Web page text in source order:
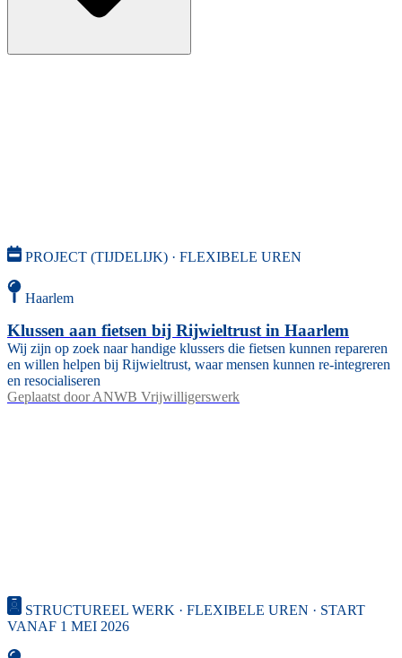
PROJECT (TIJDELIJK) · FLEXIBELE UREN
Haarlem
Klussen aan fietsen bij Rijwieltrust in Haarlem
Wij zijn op zoek naar handige klussers die fietsen kunnen repareren
en willen helpen bij Rijwieltrust, waar mensen kunnen re-integreren
en resocialiseren
Geplaatst door ANWB Vrijwilligerswerk
STRUCTUREEL WERK · FLEXIBELE UREN · START
VANAF 1 MEI 2026